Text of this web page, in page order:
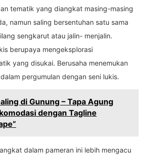
tematik yang diangkat masing-masing
namun saling bersentuhan satu sama
sengkarut atau jalin- menjalin.
berupaya mengeksplorasi
yang disukai. Berusaha menemukan
pergumulan dengan seni lukis.
di Gunung – Tapa Agung
dengan Tagline
dalam pameran ini lebih mengacu